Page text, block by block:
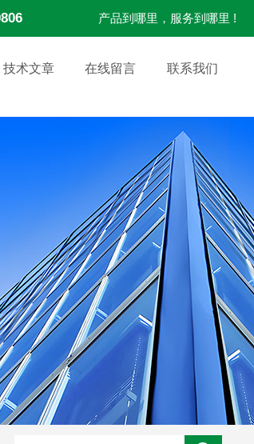
产品到哪里，服务到哪里 !
技术文章 在线留言 联系我们